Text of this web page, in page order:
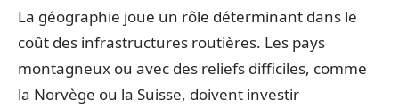
La géographie joue un rôle déterminant dans le
coût des infrastructures routières. Les pays
montagneux ou avec des reliefs difficiles, comme
la Norvège ou la Suisse, doivent investir